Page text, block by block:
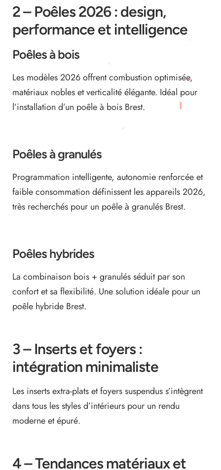
2 – Poêles 2026 : design,
performance et intelligence
Poêles à bois
Les modèles 2026 offrent combustion optimisée,
matériaux nobles et verticalité élégante. Idéal pour
l’installation d’un poêle à bois Brest.
Poêles à granulés
Programmation intelligente, autonomie renforcée et
faible consommation définissent les appareils 2026,
très recherchés pour un poêle à granulés Brest.
Poêles hybrides
La combinaison bois + granulés séduit par son
confort et sa flexibilité. Une solution idéale pour un
poêle hybride Brest.
3 – Inserts et foyers :
intégration minimaliste
Les inserts extra-plats et foyers suspendus s’intègrent
dans tous les styles d’intérieurs pour un rendu
moderne et épuré.
4 – Tendances matériaux et